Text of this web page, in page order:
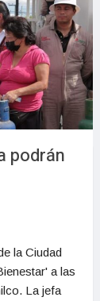
podrán
la Ciudad
a las
La jefa